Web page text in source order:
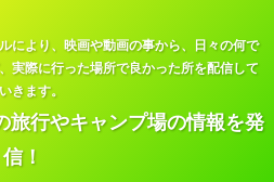
により、映画や動画の事から、日々の何で
実際に行った場所で良かった所を配信して
いきます。
旅行やキャンプ場の情報を発
信！